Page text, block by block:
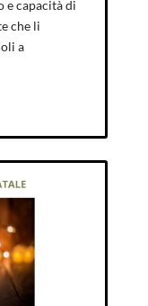
e capacità di
che li
a